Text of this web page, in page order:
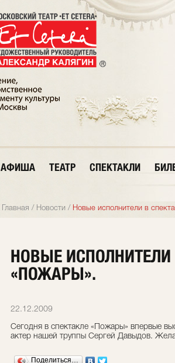
АФИША ТЕАТР СПЕКТАКЛИ
Главная / Новости / Новые исполнители в
НОВЫЕ ИСПОЛНИТЕЛИ
«ПОЖАРЫ».
22.12.2009
Сегодня в спектакле «Пожары» впервые
актер нашей труппы Сергей Давыдов.
Поделиться…